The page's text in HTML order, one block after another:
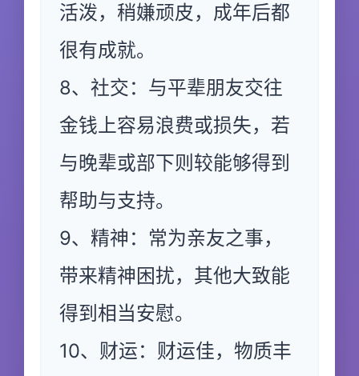
活泼，稍嫌顽皮，成年后都
很有成就。
8、社交：与平辈朋友交往
金钱上容易浪费或损失，若
与晚辈或部下则较能够得到
帮助与支持。
9、精神：常为亲友之事，
带来精神困扰，其他大致能
得到相当安慰。
10、财运：财运佳，物质丰